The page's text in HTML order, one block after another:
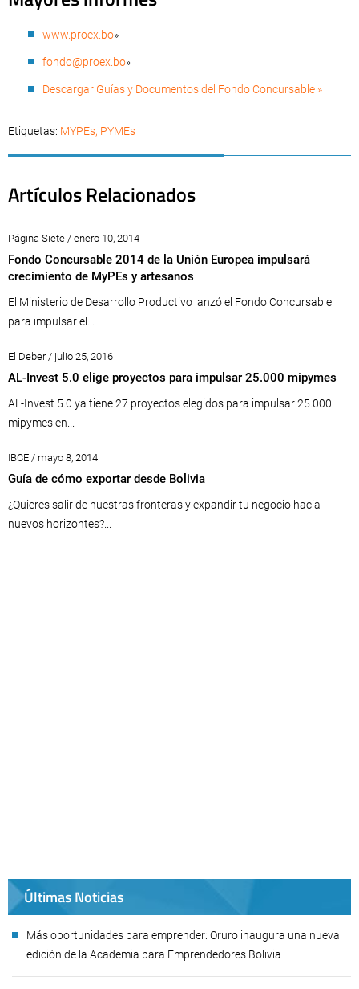
www.proex.bo»
fondo@proex.bo»
Descargar Guías y Documentos del Fondo Concursable »
Etiquetas: MYPEs, PYMEs
Artículos Relacionados
Página Siete / enero 10, 2014
Fondo Concursable 2014 de la Unión Europea impulsará
crecimiento de MyPEs y artesanos
El Ministerio de Desarrollo Productivo lanzó el Fondo Concursable
para impulsar el...
El Deber / julio 25, 2016
AL-Invest 5.0 elige proyectos para impulsar 25.000 mipymes
AL-Invest 5.0 ya tiene 27 proyectos elegidos para impulsar 25.000
mipymes en...
IBCE / mayo 8, 2014
Guía de cómo exportar desde Bolivia
¿Quieres salir de nuestras fronteras y expandir tu negocio hacia
nuevos horizontes?...
Últimas Noticias
Más oportunidades para emprender: Oruro inaugura una nueva
edición de la Academia para Emprendedores Bolivia